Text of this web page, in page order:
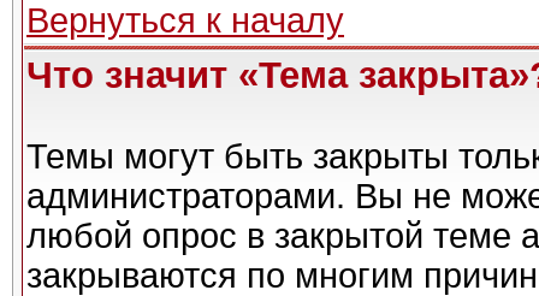
Вернуться к началу
Что значит «Тема
Темы могут быть закрыты
администраторами. Вы не
любой опрос в закрытой теме
закрываются по многим